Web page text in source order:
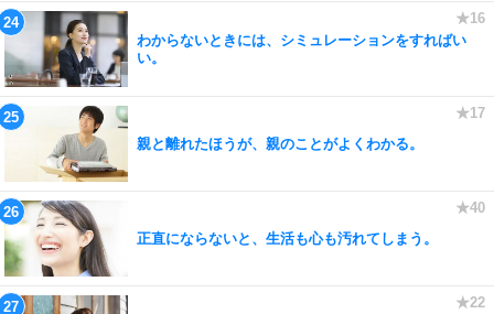
わからないときには、シミュレーションをすればい
い。
親と離れたほうが、親のことがよくわかる。
正直にならないと、生活も心も汚れてしまう。